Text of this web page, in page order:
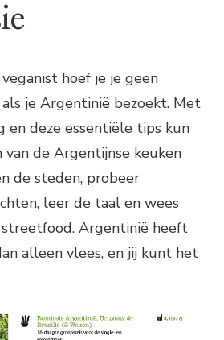
hoef je je geen
je Argentinië bezoekt. Met
en deze essentiële tips kun
de Argentijnse keuken
de steden, probeer
leer de taal en wees
Argentinië heeft
alleen vlees, en jij kunt het